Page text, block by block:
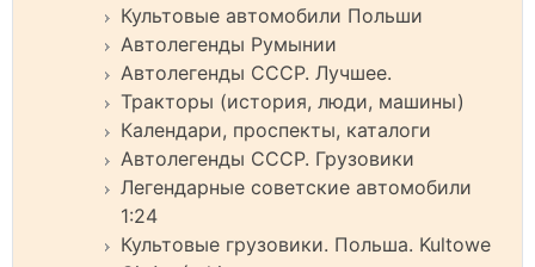
Культовые автомобили Польши
Автолегенды Румынии
Автолегенды СССР. Лучшее.
Тракторы (история, люди, машины)
Календари, проспекты, каталоги
Автолегенды СССР. Грузовики
Легендарные советские автомобили
1:24
Культовые грузовики. Польша. Kultowe